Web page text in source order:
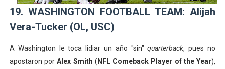
19. WASHINGTON FOOTBALL TEAM: Alijah
Vera-Tucker (OL, USC)
A Washington le toca lidiar un año "sin"quarterback, pues no
apostaron porAlex Smith ( NFL Comeback Player of the Year),